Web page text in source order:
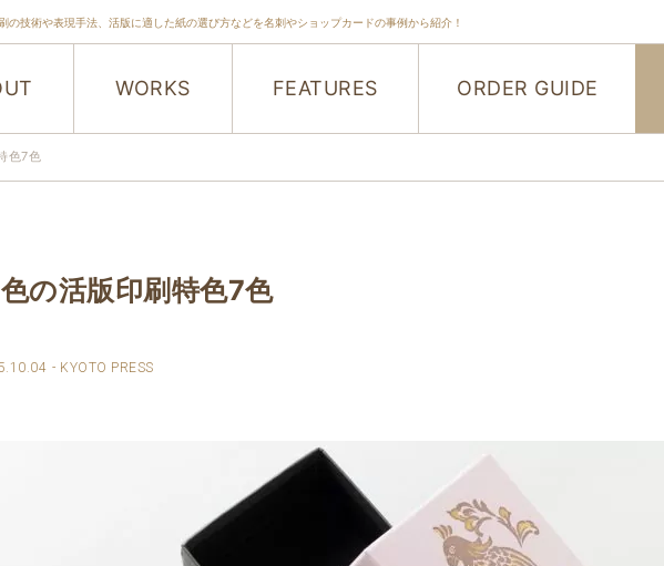
の技術や表現手法、活版に適した紙の選び方などを名刺やショップカードの事例から紹介！
WORKS FEATURES ORDER GUIDE
色7色
の活版印刷特色7色
KYOTO PRESS